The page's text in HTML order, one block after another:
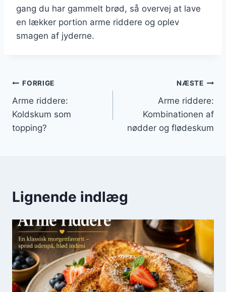
gang du har gammelt brød, så overvej at lave
en lækker portion arme riddere og oplev
smagen af jyderne.
Indlægsnavigation
FORRIGE
Arme riddere:
Koldskum som
topping?
NÆSTE
Arme riddere:
Kombinationen af
nødder og flødeskum
Lignende indlæg